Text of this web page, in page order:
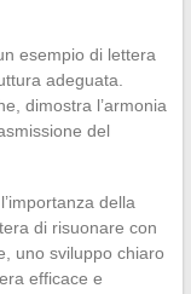
esempio di lettera
adeguata.
dimostra l’armonia
del
della
di risuonare con
uno sviluppo chiaro
efficace e